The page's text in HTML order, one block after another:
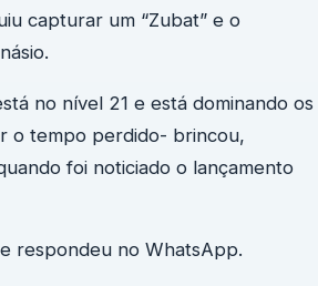
capturar um “Zubat” e o
no nível 21 e está dominando os
o tempo perdido- brincou,
foi noticiado o lançamento
respondeu no WhatsApp.